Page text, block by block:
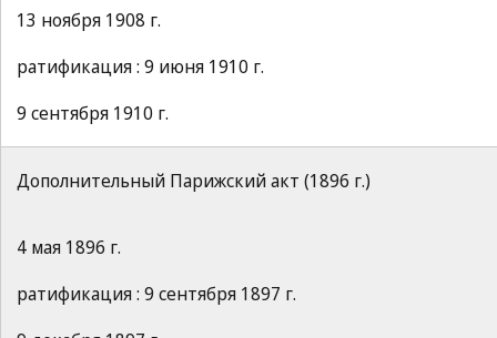
13 ноября 1908 г.
ратификация : 9 июня 1910 г.
9 сентября 1910 г.
Дополнительный Парижский акт (1896 г.)
4 мая 1896 г.
ратификация : 9 сентября 1897 г.